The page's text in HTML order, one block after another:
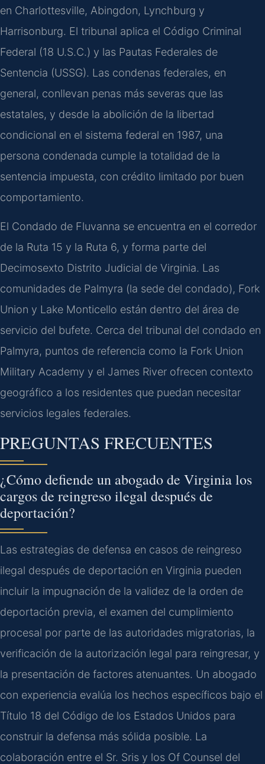
en Charlottesville, Abingdon, Lynchburg y
Harrisonburg. El tribunal aplica el Código Criminal
Federal (18 U.S.C.) y las Pautas Federales de
Sentencia (USSG). Las condenas federales, en
general, conllevan penas más severas que las
estatales, y desde la abolición de la libertad
condicional en el sistema federal en 1987, una
persona condenada cumple la totalidad de la
sentencia impuesta, con crédito limitado por buen
comportamiento.
El Condado de Fluvanna se encuentra en el corredor
de la Ruta 15 y la Ruta 6, y forma parte del
Decimosexto Distrito Judicial de Virginia. Las
comunidades de Palmyra (la sede del condado), Fork
Union y Lake Monticello están dentro del área de
servicio del bufete. Cerca del tribunal del condado en
Palmyra, puntos de referencia como la Fork Union
Military Academy y el James River ofrecen contexto
geográfico a los residentes que puedan necesitar
servicios legales federales.
PREGUNTAS FRECUENTES
¿Cómo defiende un abogado de Virginia los
cargos de reingreso ilegal después de
deportación?
Las estrategias de defensa en casos de reingreso
ilegal después de deportación en Virginia pueden
incluir la impugnación de la validez de la orden de
deportación previa, el examen del cumplimiento
procesal por parte de las autoridades migratorias, la
verificación de la autorización legal para reingresar, y
la presentación de factores atenuantes. Un abogado
con experiencia evalúa los hechos específicos bajo el
Título 18 del Código de los Estados Unidos para
construir la defensa más sólida posible. La
colaboración entre el Sr. Sris y los Of Counsel del